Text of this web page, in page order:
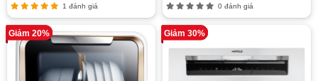
1 đánh giá 0 đánh giá
Giảm 20% Giảm 30%